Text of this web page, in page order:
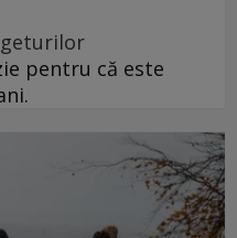
pentru că este